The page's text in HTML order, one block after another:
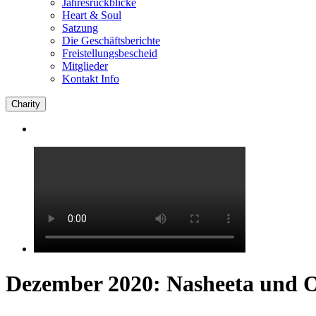
Jahresrückblicke
Heart & Soul
Satzung
Die Geschäftsberichte
Freistellungsbescheid
Mitglieder
Kontakt Info
Charity
Dezember 2020: Nasheeta und